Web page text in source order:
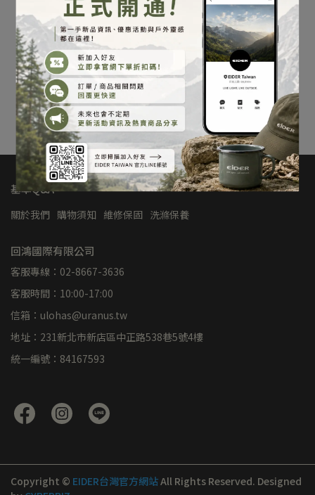
男RAYVOLT聯名款短袖襯
衫/25EDMM25490-[霧
灰、炭灰]
NT$4,980
加入購物車
基本Q&A
關於我們 購物須知 維修保固 洗滌保養
回鴻國際有限公司
客服專線：02-8667-3636
客服時間：10:00-17:00
信箱：ulohas@uranus.tw
地址：231新北市新店區中正路538巷5號4樓
統一編號：84167593
Copyright © EIDER台灣官方網站All Rights Reserved. Designed